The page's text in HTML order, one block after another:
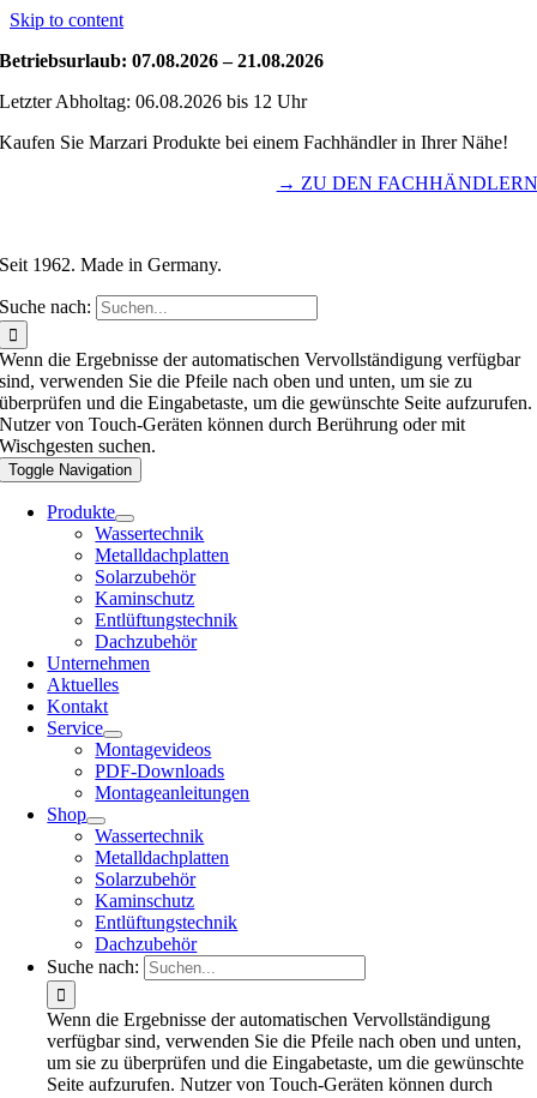
Skip to content
Betriebsurlaub: 07.08.2026 – 21.08.2026
Letzter Abholtag: 06.08.2026 bis 12 Uhr
Kaufen Sie Marzari Produkte bei einem Fachhändler in Ihrer Nähe!
→ ZU DEN FACHHÄNDLERN
Seit 1962. Made in Germany.
Suche nach:
Wenn die Ergebnisse der automatischen Vervollständigung verfügbar
sind, verwenden Sie die Pfeile nach oben und unten, um sie zu
überprüfen und die Eingabetaste, um die gewünschte Seite aufzurufen.
Nutzer von Touch-Geräten können durch Berührung oder mit
Wischgesten suchen.
Toggle Navigation
Produkte
Wassertechnik
Metalldachplatten
Solarzubehör
Kaminschutz
Entlüftungstechnik
Dachzubehör
Unternehmen
Aktuelles
Kontakt
Service
Montagevideos
PDF-Downloads
Montageanleitungen
Shop
Wassertechnik
Metalldachplatten
Solarzubehör
Kaminschutz
Entlüftungstechnik
Dachzubehör
Suche nach:
Wenn die Ergebnisse der automatischen Vervollständigung
verfügbar sind, verwenden Sie die Pfeile nach oben und unten,
um sie zu überprüfen und die Eingabetaste, um die gewünschte
Seite aufzurufen. Nutzer von Touch-Geräten können durch